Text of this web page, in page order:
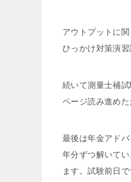
アウトプットに
ひっかけ対策演
続いて測量士補
ページ読み進めた
最後は年金アド
年分ずつ解いて
ます。試験前日